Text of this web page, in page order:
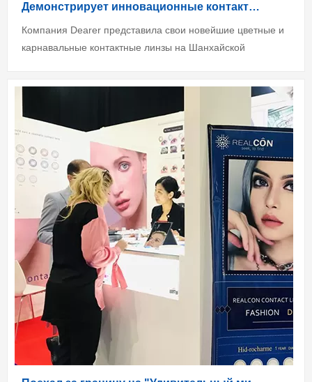
Демонстрирует инновационные контактные л
Компания Dearer представила свои новейшие цветные и
карнавальные контактные линзы на Шанхайской